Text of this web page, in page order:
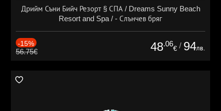
Дрийм Съни Бийч Резорт § СПА / Dreams Sunny Beach
Resort and Spa / - Слънчев бряг
-15%
56.75€ 48.06
€ / 94лв.